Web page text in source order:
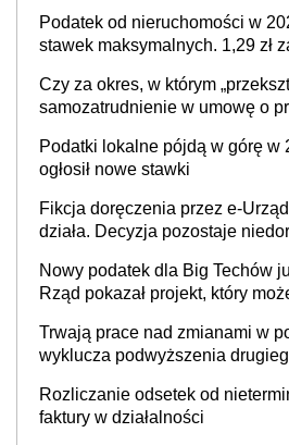
Podatek od nieruchomości w
stawek maksymalnych. 1,29 zł
prowadzeniem działalności
Czy za okres, w którym
samozatrudnienie w umowę o
cywilnoprawnej jedynym
Podatki lokalne pójdą w górę w
ogłosił nowe stawki
Fikcja doręczenia przez e-
działa. Decyzja pozostaje
Nowy podatek dla Big Techów
Rząd pokazał projekt, który
Trwają prace nad zmianami w
wyklucza podwyższenia
Rozliczanie odsetek od
faktury w działalności